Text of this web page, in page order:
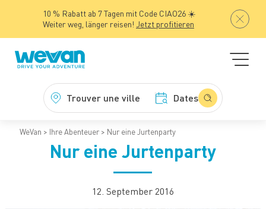
10 % Rabatt ab 7 Tagen mit Code CIAO26 ☀️
Weiter weg, länger reisen! Jetzt profitieren
Trouver une ville Dates
WeVan Ihre Abenteuer Nur eine Jurtenparty
Nur eine Jurtenparty
12. September 2016